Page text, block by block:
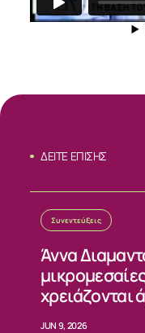
ΝΕΑ
ΔΕΙΤΕ ΕΠΙΣΗΣ
Συνεντεύξεις
Άννα
χρειάζονται
JUN 9, 2026